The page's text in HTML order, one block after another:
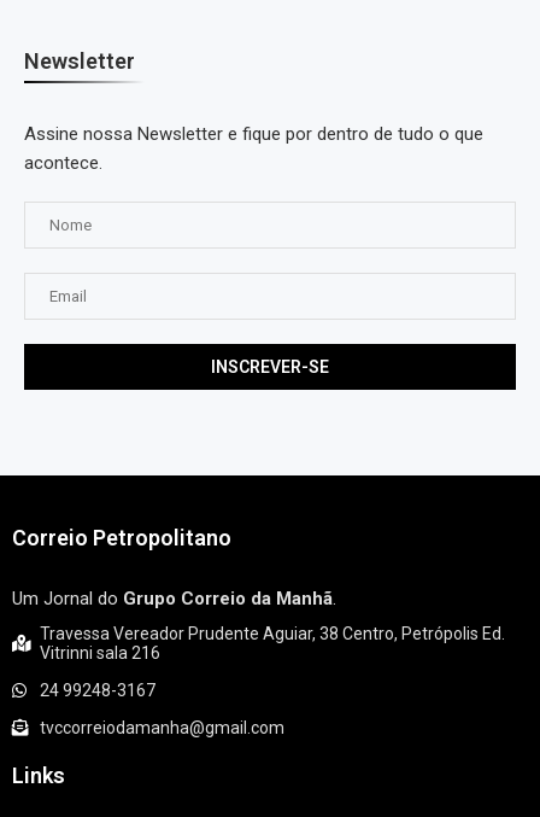
Newsletter
Assine nossa Newsletter e fique por dentro de tudo o que
acontece.
Correio Petropolitano
Um Jornal do Grupo Correio da Manhã.
Travessa Vereador Prudente Aguiar, 38 Centro, Petrópolis Ed.
Vitrinni sala 216
24 99248-3167
tvccorreiodamanha@gmail.com
Links